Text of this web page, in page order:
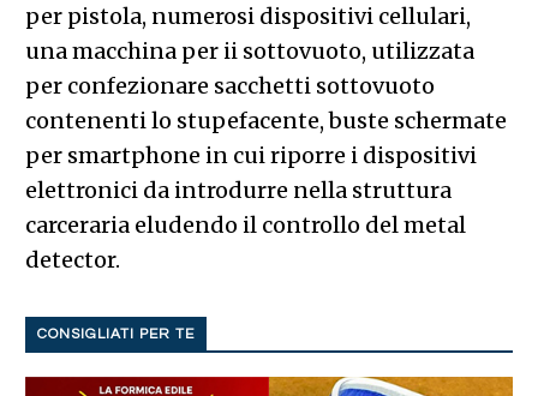
per pistola, numerosi dispositivi cellulari,
una macchina per ii sottovuoto, utilizzata
per confezionare sacchetti sottovuoto
contenenti lo stupefacente, buste schermate
per smartphone in cui riporre i dispositivi
elettronici da introdurre nella struttura
carceraria eludendo il controllo del metal
detector.
CONSIGLIATI PER TE